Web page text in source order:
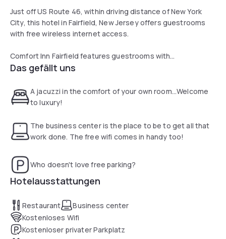
Just off US Route 46, within driving distance of New York
City, this hotel in Fairfield, New Jersey offers guestrooms
with free wireless internet access.
Comfort Inn Fairfield features guestrooms with
refrigerators, microwaves and coffeemakers. Guests will
Today newspaper.
After exploring the area, guests can enjoy Italian cuisine for
Attractions such as the New Jersey Performing Arts Center
Fairfield Comfort Inn. Guests can also visit nearby William
Paterson University or go shopping at the Willowbrook Mall.
Das gefällt uns
A jacuzzi in the comfort of your own room...Welcome
to luxury!
The business center is the place to be to get all that
work done. The free wifi comes in handy too!
Who doesn't love free parking?
Hotelausstattungen
Restaurant
Business center
Kostenloses Wifi
Kostenloser privater Parkplatz